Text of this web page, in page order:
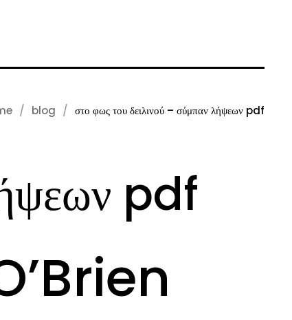
blog στο φως του δειλινού – σύμπαν λήψεων pdf
pdf